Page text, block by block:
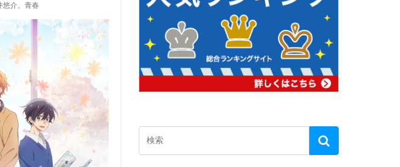
悠介 青春